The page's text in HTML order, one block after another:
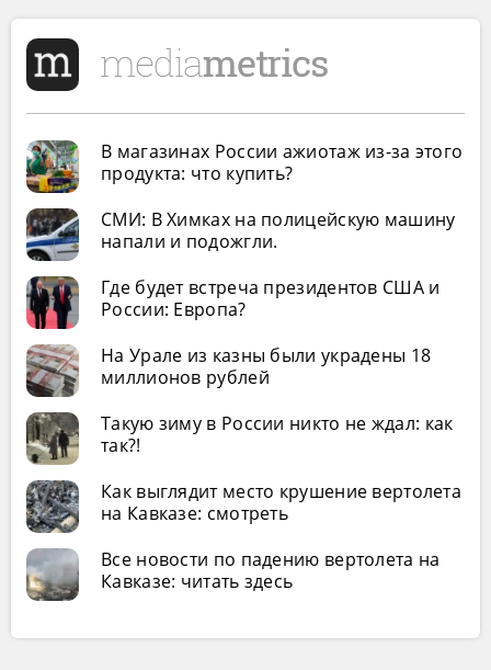
В магазинах России ажиотаж из-за этого
продукта: что купить?
СМИ: В Химках на полицейскую машину
напали и подожгли.
Где будет встреча президентов США и
России: Европа?
На Урале из казны были украдены 18
миллионов рублей
Такую зиму в России никто не ждал: как
так?!
Как выглядит место крушение вертолета
на Кавказе: смотреть
Все новости по падению вертолета на
Кавказе: читать здесь